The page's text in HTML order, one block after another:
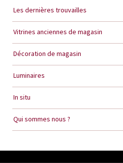
Les dernières trouvailles
Vitrines anciennes de magasin
Décoration de magasin
Luminaires
In situ
Qui sommes nous ?